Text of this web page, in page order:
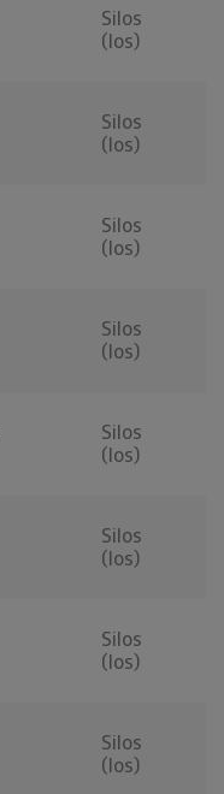
Silos
(los)
Silos
(los)
Silos
(los)
Silos
(los)
Silos
(los)
Silos
(los)
Silos
(los)
Silos
(los)